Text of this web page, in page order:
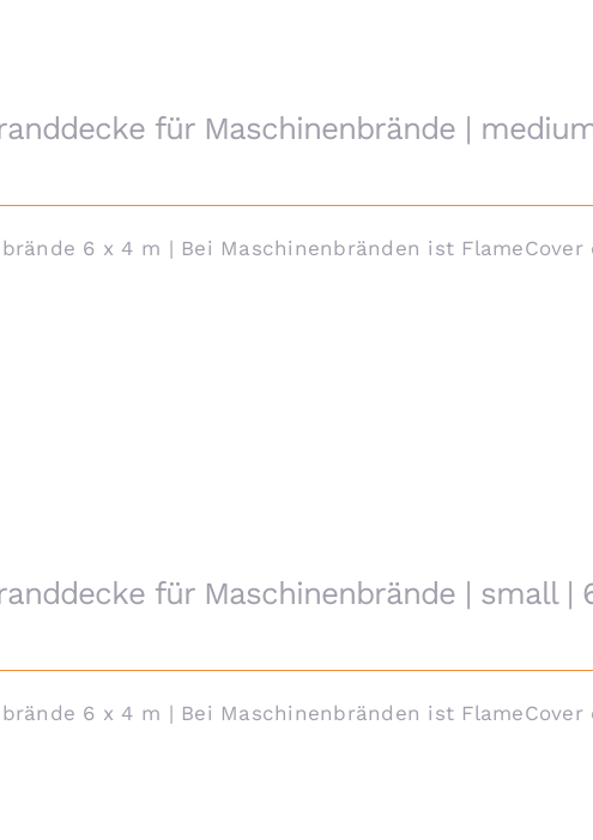
für Maschinenbrände |
6 x 4 m | Bei Maschinenbränden ist FlameCover
für Maschinenbrände | small |
6 x 4 m | Bei Maschinenbränden ist FlameCover